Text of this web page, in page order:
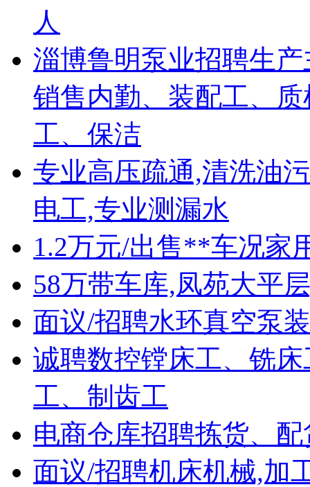
人
淄博鲁明泵业招聘生
销售内勤、装配工、
工、保洁
专业高压疏通,清洗油
电工,专业测漏水
1.2万元/出售**车况家
58万带车库,凤苑大平
面议/招聘水环真空泵
诚聘数控镗床工、铣
工、制齿工
电商仓库招聘拣货、
面议/招聘机床机械,加